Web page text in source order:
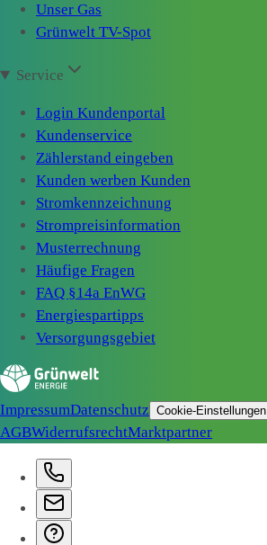
Unser Gas
Grünwelt TV-Spot
Service
Login Kundenportal
Kundenservice
Zählerstand eingeben
Kunden werben Kunden
Stromkennzeichnung
Strompreisinformation
Musterrechnung
Häufige Fragen
FAQ §14a EnWG
Energiespartipps
Versorgungsgebiet
ImpressumDatenschutz Cookie-Einstellungen
AGBWiderrufsrechtMarktpartner